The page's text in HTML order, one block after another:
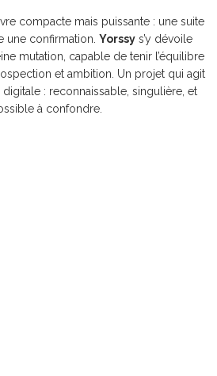
compacte mais puissante : une suite
confirmation. Yorssy s’y dévoile
mutation, capable de tenir l’équilibre
et ambition. Un projet qui agit
: reconnaissable, singulière, et
à confondre.